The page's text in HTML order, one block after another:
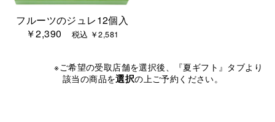
フルーツのジュレ12個入
￥2,390
税込 ￥2,581
※ご希望の受取店舗を選択後、『夏ギフト』タブより
該当の商品を選択の上ご予約ください。